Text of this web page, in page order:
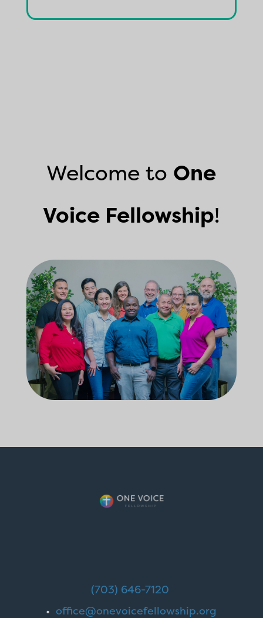
Welcome to One
Voice Fellowship!
(703) 646-7120
•office@onevoicefellowship.org